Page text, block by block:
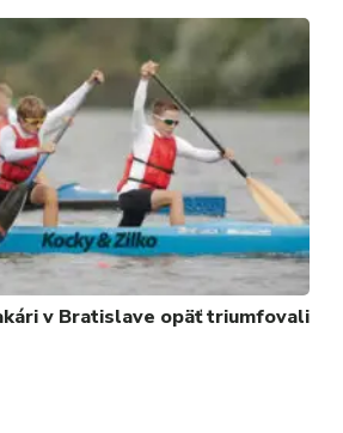
v Bratislave opäť triumfovali